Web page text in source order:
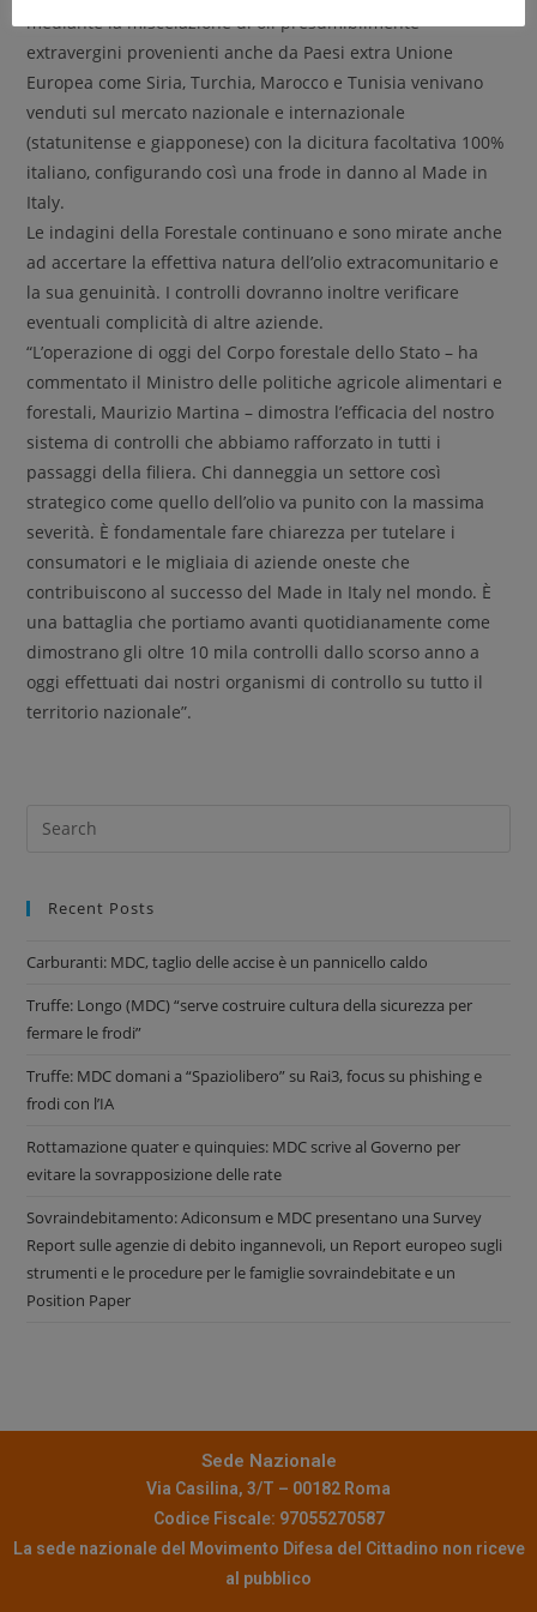
mediante la miscelazione di oli presumibilmente
extravergini provenienti anche da Paesi extra Unione
Europea come Siria, Turchia, Marocco e Tunisia venivano
venduti sul mercato nazionale e internazionale
(statunitense e giapponese) con la dicitura facoltativa 100%
italiano, configurando così una frode in danno al Made in
Italy.
Le indagini della Forestale continuano e sono mirate anche
ad accertare la effettiva natura dell’olio extracomunitario e
la sua genuinità. I controlli dovranno inoltre verificare
eventuali complicità di altre aziende.
“L’operazione di oggi del Corpo forestale dello Stato – ha
commentato il Ministro delle politiche agricole alimentari e
forestali, Maurizio Martina – dimostra l’efficacia del nostro
sistema di controlli che abbiamo rafforzato in tutti i
passaggi della filiera. Chi danneggia un settore così
strategico come quello dell’olio va punito con la massima
severità. È fondamentale fare chiarezza per tutelare i
consumatori e le migliaia di aziende oneste che
contribuiscono al successo del Made in Italy nel mondo. È
una battaglia che portiamo avanti quotidianamente come
dimostrano gli oltre 10 mila controlli dallo scorso anno a
oggi effettuati dai nostri organismi di controllo su tutto il
territorio nazionale”.
Recent Posts
Carburanti: MDC, taglio delle accise è un pannicello caldo
Truffe: Longo (MDC) “serve costruire cultura della sicurezza per
fermare le frodi”
Truffe: MDC domani a “Spaziolibero” su Rai3, focus su phishing e
frodi con l’IA
Rottamazione quater e quinquies: MDC scrive al Governo per
evitare la sovrapposizione delle rate
Sovraindebitamento: Adiconsum e MDC presentano una Survey
Report sulle agenzie di debito ingannevoli, un Report europeo sugli
strumenti e le procedure per le famiglie sovraindebitate e un
Position Paper
Sede Nazionale
Via Casilina, 3/T – 00182 Roma
Codice Fiscale: 97055270587
La sede nazionale del Movimento Difesa del Cittadino non riceve
al pubblico